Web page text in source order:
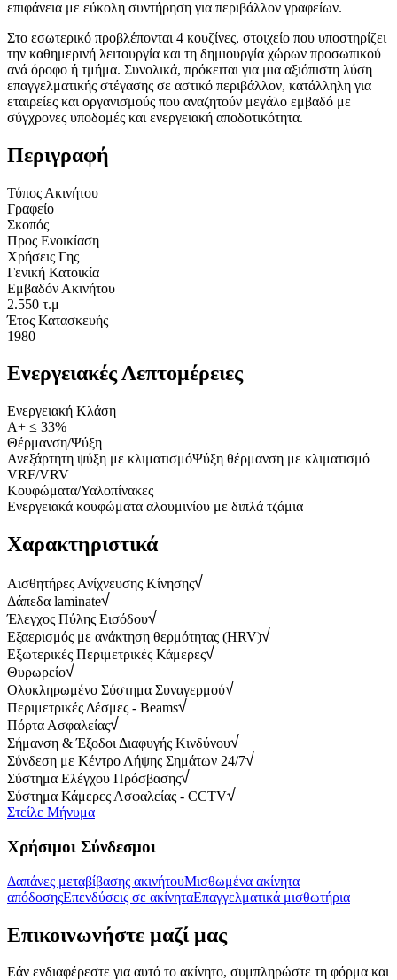
επιφάνεια με εύκολη συντήρηση για περιβάλλον γραφείων.
Στο εσωτερικό προβλέπονται 4 κουζίνες, στοιχείο που υποστηρίζει
την καθημερινή λειτουργία και τη δημιουργία χώρων προσωπικού
ανά όροφο ή τμήμα. Συνολικά, πρόκειται για μια αξιόπιστη λύση
επαγγελματικής στέγασης σε αστικό περιβάλλον, κατάλληλη για
εταιρείες και οργανισμούς που αναζητούν μεγάλο εμβαδό με
σύγχρονες υποδομές και ενεργειακή αποδοτικότητα.
Περιγραφή
Τύπος Ακινήτου
Γραφείο
Σκοπός
Προς Ενοικίαση
Χρήσεις Γης
Γενική Κατοικία
Εμβαδόν Ακινήτου
2.550 τ.μ
Έτος Κατασκευής
1980
Ενεργειακές Λεπτομέρειες
Ενεργειακή Κλάση
Α+ ≤ 33%
Θέρμανση/Ψύξη
Ανεξάρτητη ψύξη με κλιματισμόΨύξη θέρμανση με κλιματισμό
VRF/VRV
Κουφώματα/Υαλοπίνακες
Ενεργειακά κουφώματα αλουμινίου με διπλά τζάμια
Χαρακτηριστικά
Αισθητήρες Ανίχνευσης Κίνησης
Δάπεδα laminate
Έλεγχος Πύλης Εισόδου
Εξαερισμός με ανάκτηση θερμότητας (HRV)
Εξωτερικές Περιμετρικές Κάμερες
Θυρωρείο
Ολοκληρωμένο Σύστημα Συναγερμού
Περιμετρικές Δέσμες - Beams
Πόρτα Ασφαλείας
Σήμανση & Έξοδοι Διαφυγής Κινδύνου
Σύνδεση με Κέντρο Λήψης Σημάτων 24/7
Σύστημα Ελέγχου Πρόσβασης
Σύστημα Κάμερες Ασφαλείας - CCTV
Στείλε Μήνυμα
Χρήσιμοι Σύνδεσμοι
Δαπάνες μεταβίβασης ακινήτουΜισθωμένα ακίνητα
απόδοσηςΕπενδύσεις σε ακίνηταΕπαγγελματικά μισθωτήρια
Επικοινωνήστε μαζί μας
Εάν ενδιαφέρεστε για αυτό το ακίνητο, συμπληρώστε τη φόρμα και